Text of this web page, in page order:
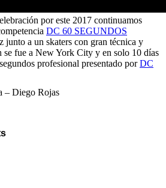
por este 2017 continuamos
DC 60 SEGUNDOS
junto a un skaters con gran técnica y
fue a New York City y en solo 10 días
profesional presentado porDC
– Diego Rojas